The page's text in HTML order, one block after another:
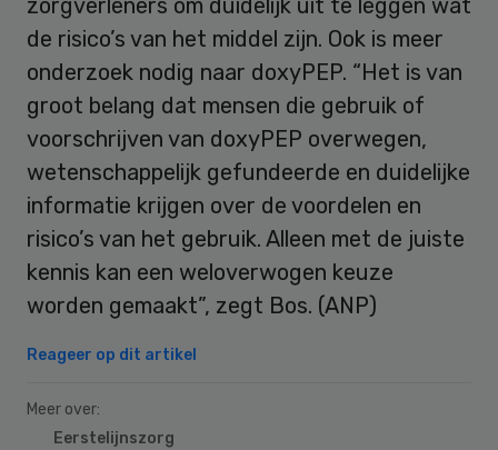
de risico’s van het middel zijn. Ook is meer
onderzoek nodig naar doxyPEP. “Het is van
groot belang dat mensen die gebruik of
voorschrijven van doxyPEP overwegen,
wetenschappelijk gefundeerde en duidelijke
informatie krijgen over de voordelen en
risico’s van het gebruik. Alleen met de juiste
kennis kan een weloverwogen keuze
worden gemaakt”, zegt Bos. (ANP)
Reageer op dit artikel
Meer over:
Eerstelijnszorg